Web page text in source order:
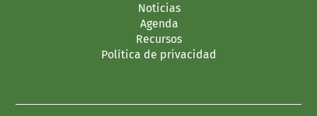
Noticias
Agenda
Recursos
Política de privacidad